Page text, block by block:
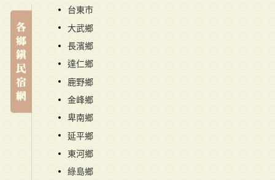
台東市
大武鄉
長濱鄉
達仁鄉
鹿野鄉
金峰鄉
卑南鄉
延平鄉
東河鄉
綠島鄉